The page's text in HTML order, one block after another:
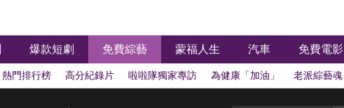
爆款短劇 免費綜藝 蒙福人生 汽車 免費電影
熱門排行榜 高分紀錄片 啦啦隊獨家專訪 為健康「加油」 老派綜藝魂